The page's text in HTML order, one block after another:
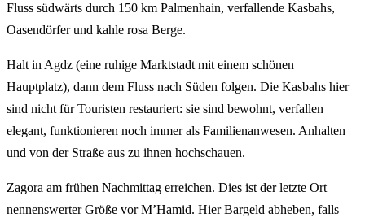
Fluss südwärts durch 150 km Palmenhain, verfallende Kasbahs,
Oasendörfer und kahle rosa Berge.
Halt in Agdz (eine ruhige Marktstadt mit einem schönen
Hauptplatz), dann dem Fluss nach Süden folgen. Die Kasbahs hier
sind nicht für Touristen restauriert: sie sind bewohnt, verfallen
elegant, funktionieren noch immer als Familienanwesen. Anhalten
und von der Straße aus zu ihnen hochschauen.
Zagora am frühen Nachmittag erreichen. Dies ist der letzte Ort
nennenswerter Größe vor M’Hamid. Hier Bargeld abheben, falls